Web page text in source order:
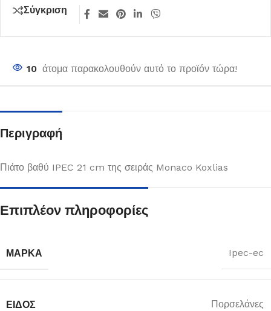
Σύγκριση
10 άτομα παρακολουθούν αυτό το προϊόν τώρα!
Περιγραφή
Πιάτο βαθύ IPEC 21 cm της σειράς Monaco Koxlias
Επιπλέον πληροφορίες
ΜΆΡΚΑ Ipec-ec
ΕΊΔΟΣ Πορσελάνες